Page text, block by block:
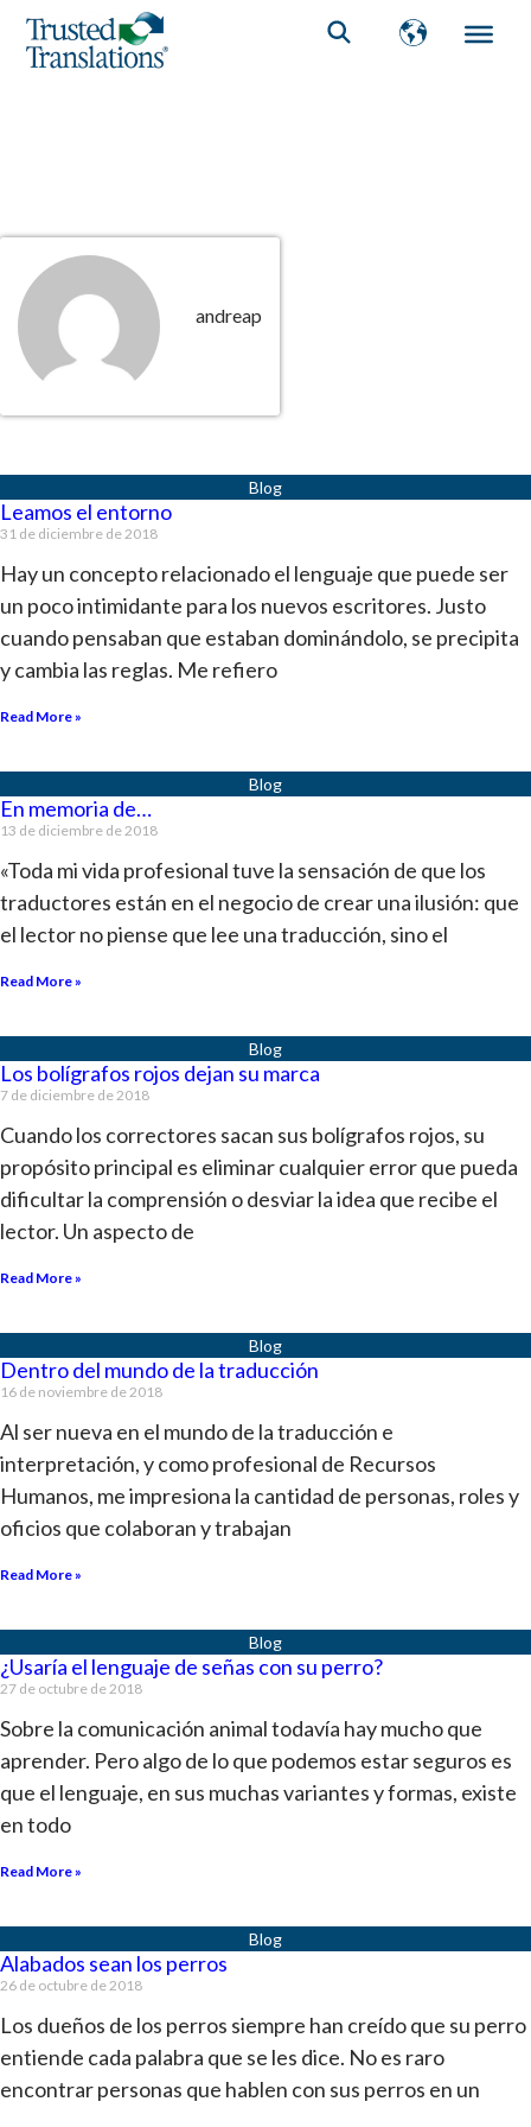
andreap
Leamos el entorno
31 de diciembre de 2018
Hay un concepto relacionado el lenguaje que puede ser
un poco intimidante para los nuevos escritores. Justo
cuando pensaban que estaban dominándolo, se precipita
y cambia las reglas. Me refiero
Read More »
En memoria de…
13 de diciembre de 2018
«Toda mi vida profesional tuve la sensación de que los
traductores están en el negocio de crear una ilusión: que
el lector no piense que lee una traducción, sino el
Read More »
Los bolígrafos rojos dejan su marca
7 de diciembre de 2018
Cuando los correctores sacan sus bolígrafos rojos, su
propósito principal es eliminar cualquier error que pueda
dificultar la comprensión o desviar la idea que recibe el
lector. Un aspecto de
Read More »
Dentro del mundo de la traducción
16 de noviembre de 2018
Al ser nueva en el mundo de la traducción e
interpretación, y como profesional de Recursos
Humanos, me impresiona la cantidad de personas, roles y
oficios que colaboran y trabajan
Read More »
¿Usaría el lenguaje de señas con su perro?
27 de octubre de 2018
Sobre la comunicación animal todavía hay mucho que
aprender. Pero algo de lo que podemos estar seguros es
que el lenguaje, en sus muchas variantes y formas, existe
en todo
Read More »
Alabados sean los perros
26 de octubre de 2018
Los dueños de los perros siempre han creído que su perro
entiende cada palabra que se les dice. No es raro
encontrar personas que hablen con sus perros en un
Página
Página
Página